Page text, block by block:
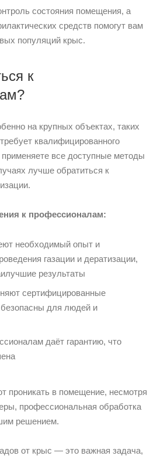
состояния помещения, а
средств помогут вам
популяций крыс.
к
на крупных объектах, таких
квалифицированного
все доступные методы
лучше обратиться к
к профессионалам:
необходимый опыт и
газации и дератизации,
результаты
сертифицированные
для людей и
даёт гарантию, что
проникать в помещение, несмотря
профессиональная обработка
решением.
от крыс — это важная задача,